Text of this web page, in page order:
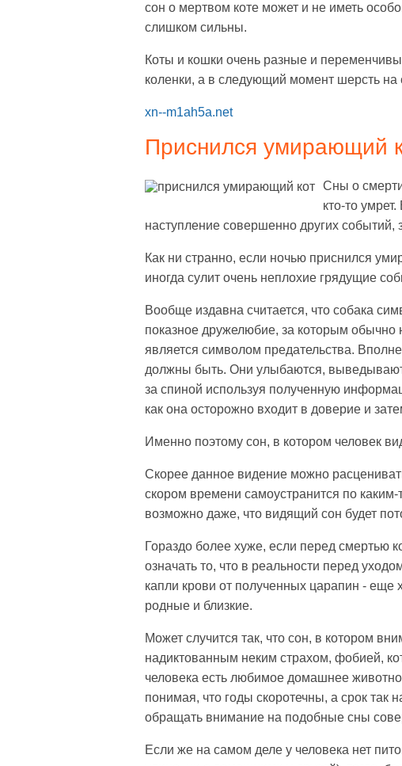
сон о мертвом коте может и не иметь
слишком сильны.
Коты и кошки очень разные и
коленки, а в следующий момент шерсть на
xn--m1ah5a.net
Приснился умирающий
Сны о
кто-то
наступление совершенно других
Как ни странно, если ночью приснился
иногда сулит очень неплохие грядущие
Вообще издавна считается, что собака
показное дружелюбие, за которым обычно
является символом предательства.
должны быть. Они улыбаются, выведывают
за спиной используя полученную
как она осторожно входит в доверие и
Именно поэтому сон, в котором человек
Скорее данное видение можно
скором времени самоустранится по
возможно даже, что видящий сон будет
Гораздо более хуже, если перед смертью
означать то, что в реальности перед
капли крови от полученных царапин - еще
родные и близкие.
Может случится так, что сон, в котором
надиктованным неким страхом, фобией,
человека есть любимое домашнее
понимая, что годы скоротечны, а срок так
обращать внимание на подобные сны
Если же на самом деле у человека нет